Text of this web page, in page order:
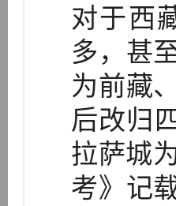
对于西
多，甚
为前藏
后改归
拉萨城
考》记